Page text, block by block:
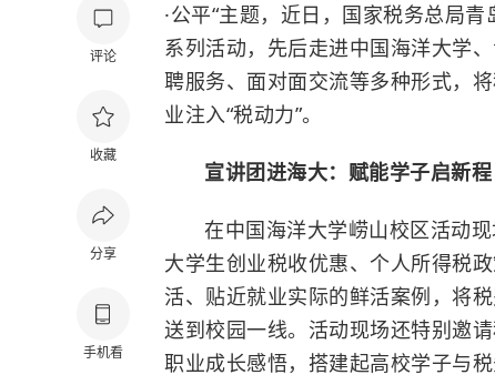
评论
收藏
分享
手机看
·公平“主题，近日，国家税务总局
系列活动，先后走进中国海洋大学
聘服务、面对面交流等多种形式，
业注入“税动力”。
宣讲团进海大： 赋能学子启新程
在中国海洋大学崂山校区活动
大学生创业税收优惠、个人所得税
活、贴近就业实际的鲜活案例，将
送到校园一线。活动现场还特别邀
职业成长感悟，搭建起高校学子与